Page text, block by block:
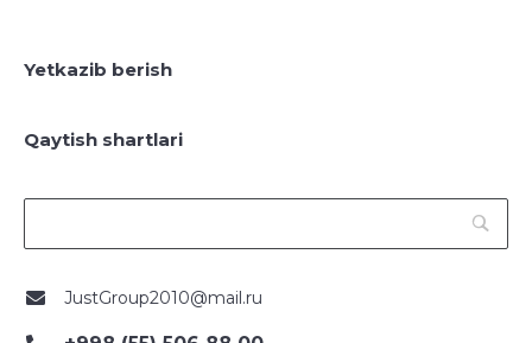
Yetkazib berish
Qaytish shartlari
JustGroup2010@mail.ru